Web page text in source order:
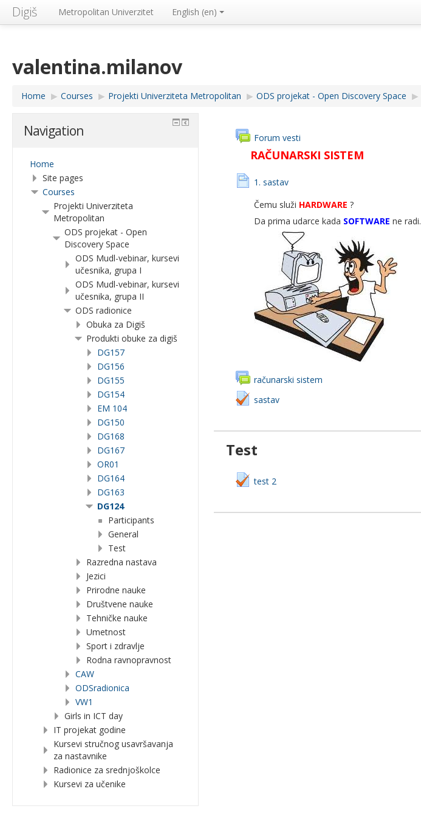
Digiš Metropolitan Univerzitet English ‎(en)‎
valentina.milanov
Home ▶︎ Courses ▶︎ Projekti Univerziteta Metropolitan ▶︎ ODS projekat - Open Discovery Space ▶︎
Forum vesti
RAČUNARSKI SISTEM
1. sastav
Čemu služi HARDWARE ?
Da prima udarce kada SOFTWARE ne radi.
računarski sistem
sastav
Test
test 2
Navigation
Home
Site pages
Courses
Projekti Univerziteta
Metropolitan
ODS projekat - Open
Discovery Space
ODS Mudl-vebinar, kursevi
učesnika, grupa I
ODS Mudl-vebinar, kursevi
učesnika, grupa II
ODS radionice
Obuka za Digiš
Produkti obuke za digiš
DG157
DG156
DG155
DG154
EM 104
DG150
DG168
DG167
OR01
DG164
DG163
DG124
Participants
General
Test
Razredna nastava
Jezici
Prirodne nauke
Društvene nauke
Tehničke nauke
Umetnost
Sport i zdravlje
Rodna ravnopravnost
CAW
ODSradionica
VW1
Girls in ICT day
IT projekat godine
Kursevi stručnog usavršavanja
za nastavnike
Radionice za srednjoškolce
Kursevi za učenike